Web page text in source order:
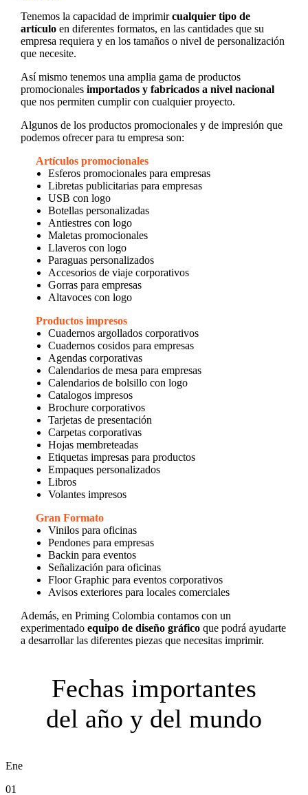
Tenemos la capacidad de imprimircualquier tipo de
artículoen diferentes formatos, en las cantidades que su
empresa requiera y en los tamaños o nivel de personalización
que necesite.
Así mismo tenemos una amplia gama de productos
promocionales importados y fabricados a nivel nacional
que nos permiten cumplir con cualquier proyecto.
Algunos de los productos promocionales y de impresión que
podemos ofrecer para tu empresa son:
Artículos promocionales
Esferos promocionales para empresas
Libretas publicitarias para empresas
USB con logo
Botellas personalizadas
Antiestres con logo
Maletas promocionales
Llaveros con logo
Paraguas personalizados
Accesorios de viaje corporativos
Gorras para empresas
Altavoces con logo
Productos impresos
Cuadernos argollados corporativos
Cuadernos cosidos para empresas
Agendas corporativas
Calendarios de mesa para empresas
Calendarios de bolsillo con logo
Catalogos impresos
Brochure corporativos
Tarjetas de presentación
Carpetas corporativas
Hojas membreteadas
Etiquetas impresas para productos
Empaques personalizados
Libros
Volantes impresos
Gran Formato
Vinilos para oficinas
Pendones para empresas
Backin para eventos
Señalización para oficinas
Floor Graphic para eventos corporativos
Avisos exteriores para locales comerciales
Además, en Priming Colombia contamos con un
experimentado equipo de diseño gráficoque podrá ayudarte
a desarrollar las diferentes piezas que necesitas imprimir.
Fechas importantes
del año y del mundo
Ene
01